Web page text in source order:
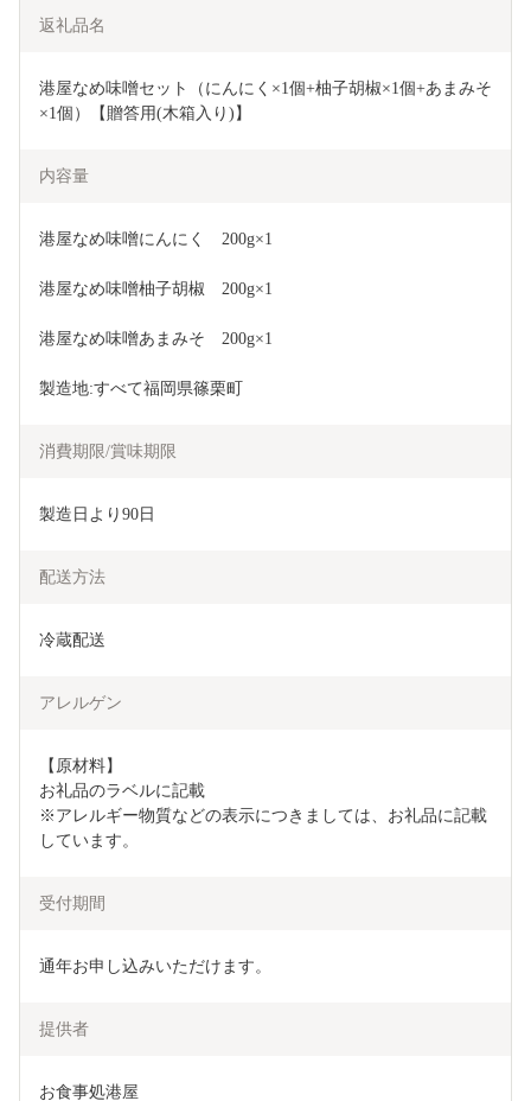
返礼品名
港屋なめ味噌セット（にんにく×1個+柚子胡椒×1個+あまみそ
×1個）【贈答用(木箱入り)】
内容量
港屋なめ味噌にんにく　200g×1
港屋なめ味噌柚子胡椒　200g×1
港屋なめ味噌あまみそ　200g×1
製造地:すべて福岡県篠栗町
消費期限/賞味期限
製造日より90日
配送方法
冷蔵配送
アレルゲン
【原材料】
お礼品のラベルに記載
※アレルギー物質などの表示につきましては、お礼品に記載
しています。
受付期間
通年お申し込みいただけます。
提供者
お食事処港屋